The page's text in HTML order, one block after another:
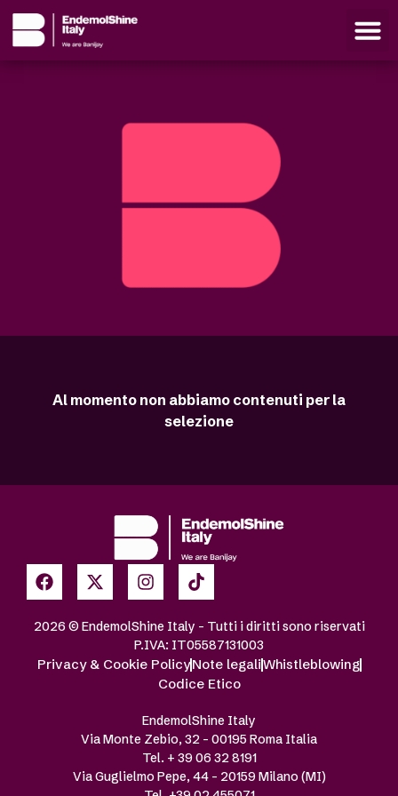
Al momento non abbiamo contenuti per la
selezione
2026 © EndemolShine Italy – Tutti i diritti sono riservati
P.IVA: IT05587131003
Privacy & Cookie PolicyNote legaliWhistleblowing
Codice Etico
EndemolShine Italy
Via Monte Zebio, 32 – 00195 Roma Italia
Tel. + 39 06 32 8191
Via Guglielmo Pepe, 44 – 20159 Milano (MI)